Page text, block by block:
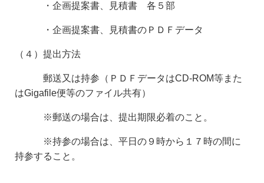
・企画提案書、見積書 各５部
・企画提案書、見積書のＰＤＦデータ
（４）提出方法
郵送又は持参（ＰＤＦデータはCD-ROM等また
はGigafile便等のファイル共有）
※郵送の場合は、提出期限必着のこと。
※持参の場合は、平日の９時から１７時の間に
持参すること。